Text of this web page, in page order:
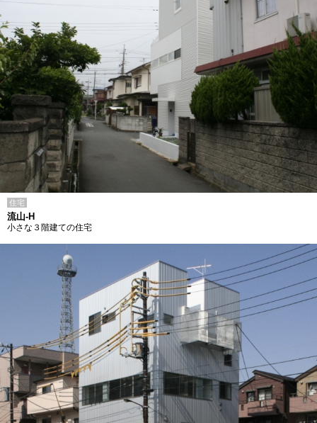
住宅
流山-H
小さな３階建ての住宅